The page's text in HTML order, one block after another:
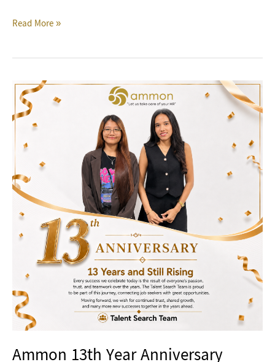
Read More »
Ammon 13th Year Anniversary
Ammon
13th
Year